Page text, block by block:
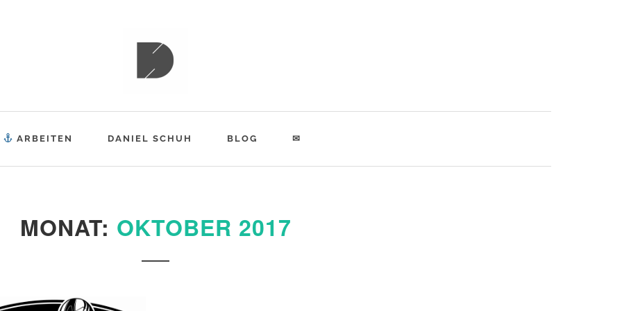
ARBEITEN DANIEL SCHUH BLOG ✉
MONAT: OKTOBER 2017